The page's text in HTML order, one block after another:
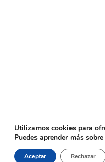
Utilizamos cookies para
Puedes aprender más
Aceptar Rechazar